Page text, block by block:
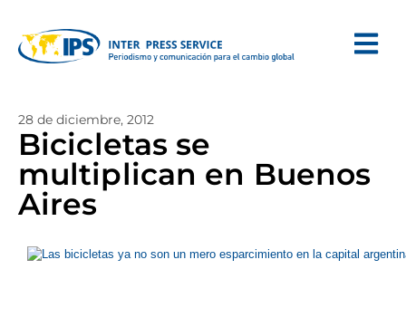
28 de diciembre, 2012
Bicicletas se
multiplican en Buenos
Aires